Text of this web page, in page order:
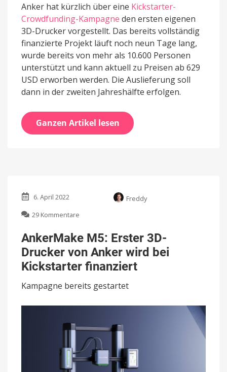
Anker hat kürzlich über eine Kickstarter-
Crowdfunding-Kampagne den ersten eigenen
3D-Drucker vorgestellt. Das bereits vollständig
finanzierte Projekt läuft noch neun Tage lang,
wurde bereits von mehr als 10.600 Personen
unterstützt und kann aktuell zu Preisen ab 629
USD erworben werden. Die Auslieferung soll
dann in der zweiten Jahreshälfte erfolgen.
Ganzen Artikel lesen
6. April 2022
Freddy
29 Kommentare
M5:
Erster
3D-
Drucker
von
Anker
wird
AnkerMake M5: Erster 3D-
Drucker von Anker wird bei
Kickstarter finanziert
Kampagne bereits gestartet